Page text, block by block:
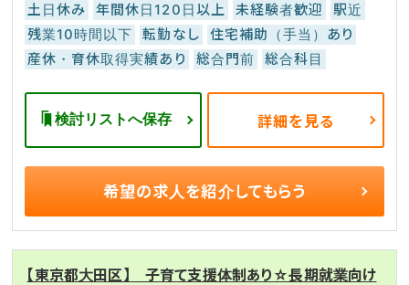
土日休み 年間休日120日以上 未経験者歓迎
駅近
残業10時間以下
転勤なし
住宅補助（手当）あり
産休・育休取得実績あり
総合門前 総合科目
検討リストへ保存 詳細を見る
希望の求人を紹介してもらう
【東京都大田区】 子育て支援体制あり☆長期就業向け